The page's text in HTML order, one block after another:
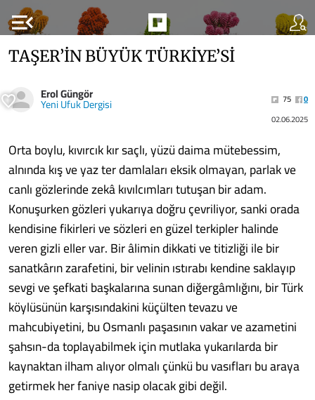
menu_open
TAŞER’İN BÜYÜK TÜRKİYE’Sİ
Erol Güngör
Yeni Ufuk Dergisi 75
0
02.06.2025
Orta boylu, kıvırcık kır saçlı, yüzü daima mütebessim,
alnında kış ve yaz ter damlaları eksik olmayan, parlak ve
canlı gözlerinde zekâ kıvılcımları tutuşan bir adam.
Konuşurken gözleri yukarıya doğru çevriliyor, sanki orada
kendisine fikirleri ve sözleri en güzel terkipler halinde
veren gizli eller var. Bir âlimin dikkati ve titizliği ile bir
sanatkârın zarafetini, bir velinin ıstırabı kendine saklayıp
sevgi ve şefkati başkalarına sunan diğergâmlığını, bir Türk
köylüsünün karşısındakini küçülten tevazu ve
mahcubiyetini, bu Osmanlı paşasının vakar ve azametini
şahsın-da toplayabilmek için mutlaka yukarılarda bir
kaynaktan ilham alıyor olmalı çünkü bu vasıfları bu araya
getirmek her faniye nasip olacak gibi değil.